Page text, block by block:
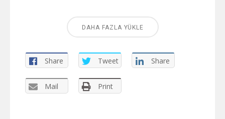
DAHA FAZLA YÜKLE
Share Tweet Share
Mail Print